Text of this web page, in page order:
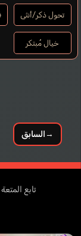
تحول ذكر/أنثى
خيال مُبتكر
→السابق
تابع